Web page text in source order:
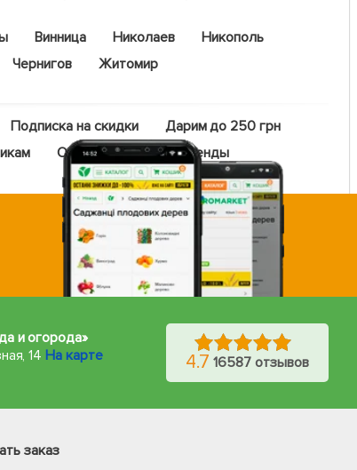
Винница Николаев
Никополь
Чернигов Житомир
Подписка на скидки
Дарим до 250 грн
Оптовый прайс Бренды
и огорода»
14 На карте 4.7 16587 отзывов
заказ
Фейсбук